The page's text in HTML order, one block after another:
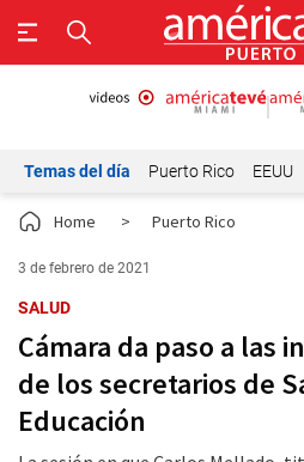
Temas del día Puerto Rico EEUU
Home > Puerto Rico
3 de febrero de 2021
SALUD
Cámara da paso a las
de los secretarios de
Educación